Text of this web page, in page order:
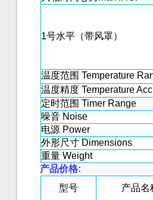
1号水平（带风罩）
温度范围 Temperature
温度精度Temperature
定时范围 Timer Range
噪音Noise
电源Power
外形尺寸Dimensions
重量Weight
产品价格:
型号 产品名